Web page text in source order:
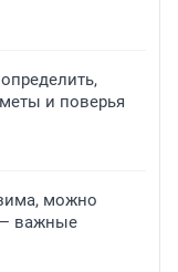
и поверья
можно
— важные